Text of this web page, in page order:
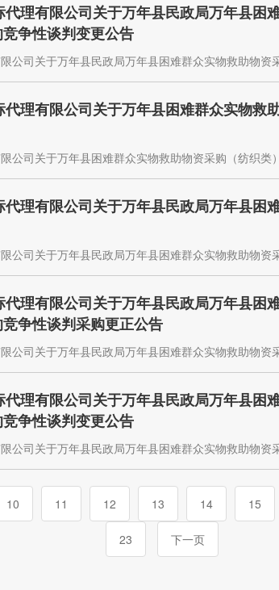
理有限公司关于万年县民政局万年县困
争性谈判变更公告
公司关于万年县民政局万年县困难群众实物救助物
理有限公司关于万年县困难群众实物救
公司关于万年县困难群众实物救助物资采购（纺织
理有限公司关于万年县民政局万年县困
公司关于万年县民政局万年县困难群众实物救助物
理有限公司关于万年县民政局万年县困
争性谈判采购更正公告
公司关于万年县民政局万年县困难群众实物救助物
理有限公司关于万年县民政局万年县困
争性谈判变更公告
公司关于万年县民政局万年县困难群众实物救助物
10 11 12 13 14 15
23 下一页